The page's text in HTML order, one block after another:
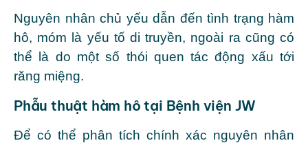
Nguyên nhân chủ yếu dẫn đến tình trạng hàm
hô, móm là yếu tố di truyền, ngoài ra cũng có
thể là do một số thói quen tác động xấu tới
răng miệng.
Phẫu thuật hàm hô tại Bệnh viện JW
Để có thể phân tích chính xác nguyên nhân